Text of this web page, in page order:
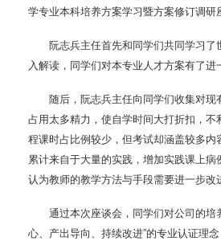
学专业本科培养方案学习暨方案修订调研
阮志兵主任首先和同学们共同学习
入解读，同学们对本专业人才方案有了进
随后，阮志兵主任向同学们收集对
占用太多精力，使自学时间大打折扣，
程课时占比例较少，但考试却涵盖较多
累计来自于大量的实践，增加实践课上
认为教师的教学方法与手段需要进一步改
通过本次座谈会，同学们对公司的培
心、产出导向、持续改进”的专业认证理